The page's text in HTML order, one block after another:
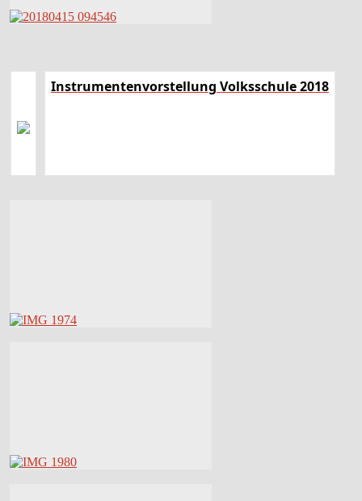
Instrumentenvorstellung Volksschule 2018